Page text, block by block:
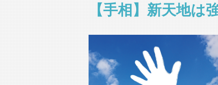
結婚
セックス
【手相】新天地